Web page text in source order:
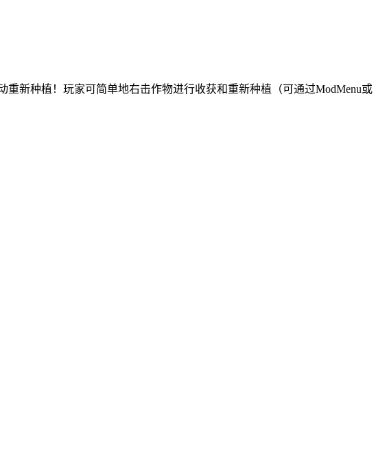
新种植！玩家可简单地右击作物进行收获和重新种植（可通过ModMenu或